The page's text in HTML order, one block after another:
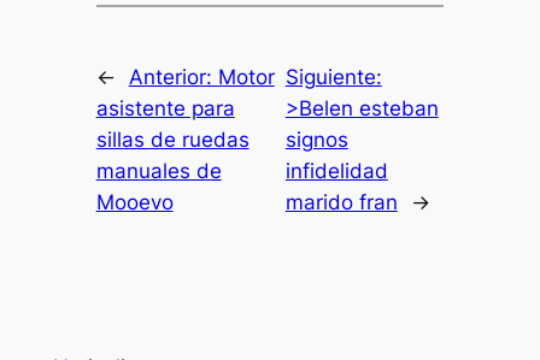
← Anterior: Motor
asistente para
sillas de ruedas
manuales de
Mooevo
Siguiente:
>Belen esteban
signos
infidelidad
marido fran
→